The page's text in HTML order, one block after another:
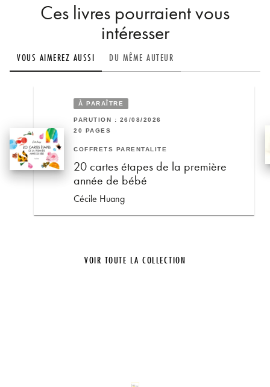
Ces livres pourraient vous
intéresser
VOUS AIMEREZ AUSSI DU MÊME AUTEUR
À PARAÎTRE
PARUTION : 26/08/2026
20 PAGES
COFFRETS PARENTALITÉ
20 cartes étapes de la première
année de bébé
Cécile Huang
VOIR TOUTE LA COLLECTION